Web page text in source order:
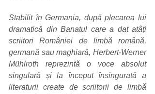
Stabilit în Germania, după plecarea lui
dramatică din Banatul care a dat atâți
scriitori României de limbă română,
germană sau maghiară, Herbert-Werner
Mühlroth reprezintă o voce absolut
singulară și la început însingurată a
literaturii create de scriitorii de limbă